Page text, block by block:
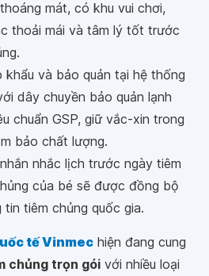
mát, có khu vui chơi,
thoải mái và tâm lý tốt trước
và bảo quản tại hệ thống
dây chuyền bảo quản lạnh
chuẩn GSP, giữ vắc-xin trong
bảo chất lượng.
nhắc lịch trước ngày tiêm
của bé sẽ được đồng bộ
tiêm chủng quốc gia.
tế Vinmec hiện đang cung
chủng trọn gói với nhiều loại